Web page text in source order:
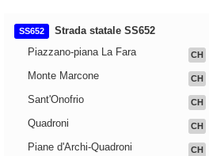
SS652
Strada statale SS652
Piazzano-piana La Fara
CH
Monte Marcone CH
Sant'Onofrio CH
Quadroni CH
Piane d'Archi-Quadroni CH